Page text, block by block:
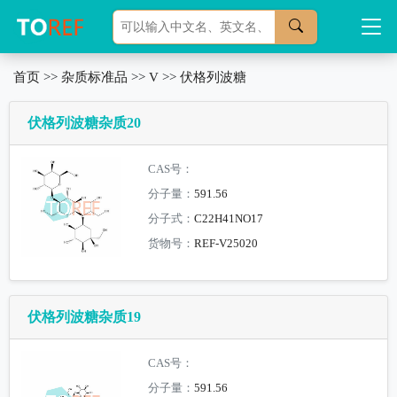
首页 >> 杂质标准品 >> V >> 伏格列波糖
伏格列波糖杂质20
CAS号：
分子量：591.56
分子式：C22H41NO17
货物号：REF-V25020
伏格列波糖杂质19
CAS号：
分子量：591.56